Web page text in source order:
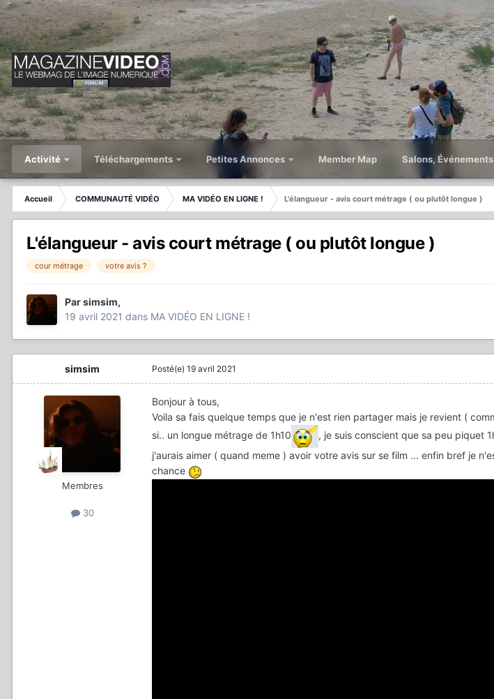
Activité Téléchargements Petites Annonces Member Map Salons, Événements
Accueil COMMUNAUTÉ VIDÉO MA VIDÉO EN LIGNE ! L'élangueur - avis court métrage ( ou plutôt longue )
L'élangueur - avis court métrage ( ou plutôt longue )
cour métrage votre avis ?
Parsimsim,
19 avril 2021 dans MA VIDÉO EN LIGNE !
simsim
Membres
30
Posté(e) 19 avril 2021
Bonjour à tous,
Voila sa fais quelque temps que je n'est rien partager mais je revient (
si.. un longue métrage de 1h10
, je suis conscient que sa peu piquet
j'aurais aimer ( quand meme ) avoir votre avis sur se film ... enfin bref je
chance